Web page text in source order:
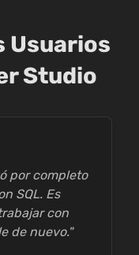
Usuarios
Studio
por completo
SQL. Es
con
de nuevo."